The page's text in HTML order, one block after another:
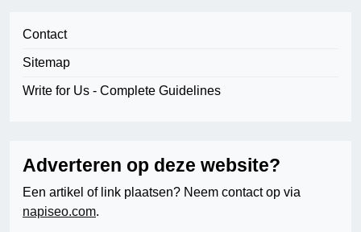
Contact
Sitemap
Write for Us - Complete Guidelines
Adverteren op deze website?
Een artikel of link plaatsen? Neem contact op via
napiseo.com.